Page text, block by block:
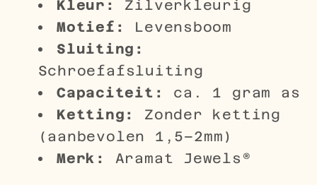
Kleur:
Zilverkleurig
Motief:
Levensboom
Sluiting:
Schroefafsluiting
Capaciteit:
ca. 1 gram as
Ketting:
Zonder ketting
(aanbevolen 1,5–2mm)
Merk:
Aramat Jewels®